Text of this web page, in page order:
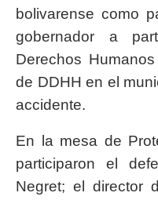
bolivarense como
gobernador a
Derechos
de DDHH en el
accidente.
En la mesa de
participaron el
Negret; el director